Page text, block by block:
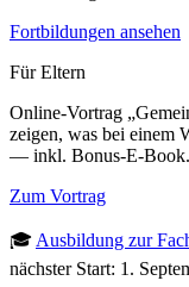
Fortbildungen ansehen
Für Eltern
Online-Vortrag
zeigen, was bei einem
— inkl. Bonus-E-
Zum Vortrag
🎓 Ausbildung zur
nächster Start: 1.